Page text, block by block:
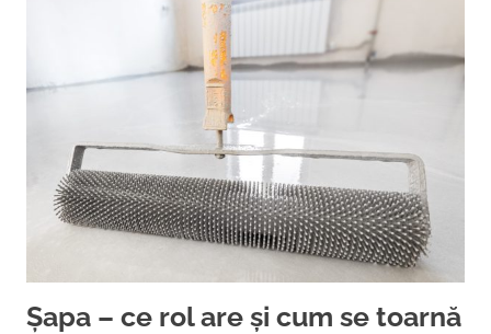
Șapa – ce rol are și cum se toarnă